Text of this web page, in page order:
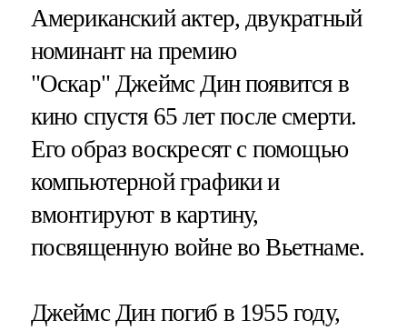
Американский актер, двукратный
номинант на премию
"Оскар" Джеймс Дин появится в
кино спустя 65 лет после смерти.
Его образ воскресят с помощью
компьютерной графики и
вмонтируют в картину,
посвященную войне во Вьетнаме.
Джеймс Дин погиб в 1955 году,